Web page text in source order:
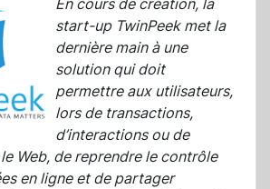
En cours de création, la
start-up TwinPeek met la
dernière main à une
solution qui doit
permettre aux utilisateurs,
lors de transactions,
d’interactions ou de
Web, de reprendre le contrôle
en ligne et de partager